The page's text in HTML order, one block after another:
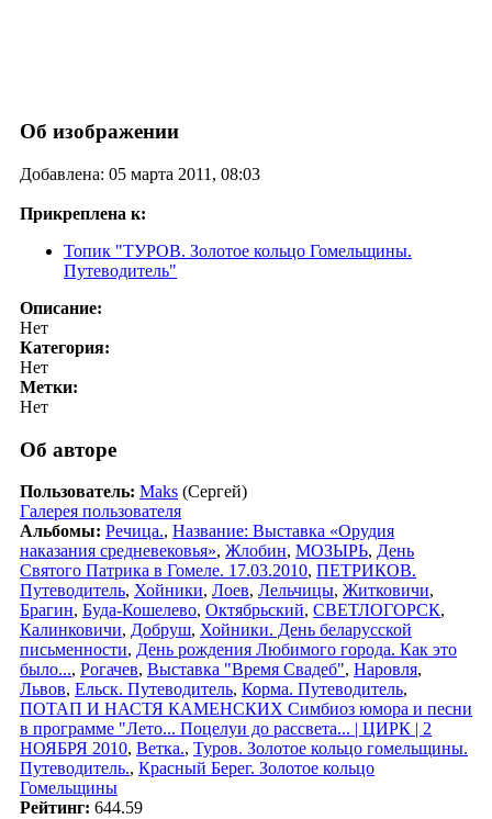
Об изображении
Добавлена: 05 марта 2011, 08:03
Прикреплена к:
Топик "ТУРОВ. Золотое кольцо Гомельщины.
Путеводитель"
Описание:
Нет
Категория:
Нет
Метки:
Нет
Об авторе
Пользователь: Maks (Сергей)
Галерея пользователя
Альбомы: Речица., Название: Выставка «Орудия
наказания средневековья», Жлобин, МОЗЫРЬ, День
Святого Патрика в Гомеле. 17.03.2010, ПЕТРИКОВ.
Путеводитель, Хойники, Лоев, Лельчицы, Житковичи,
Брагин, Буда-Кошелево, Октябрьский, СВЕТЛОГОРСК,
Калинковичи, Добруш, Хойники. День беларусской
письменности, День рождения Любимого города. Как это
было..., Рогачев, Выставка "Время Свадеб", Наровля,
Львов, Ельск. Путеводитель, Корма. Путеводитель,
ПОТАП И НАСТЯ КАМЕНСКИХ Симбиоз юмора и песни
в программе "Лето... Поцелуи до рассвета... | ЦИРК | 2
НОЯБРЯ 2010, Ветка., Туров. Золотое кольцо гомельщины.
Путеводитель., Красный Берег. Золотое кольцо
Гомельщины
Рейтинг: 644.59